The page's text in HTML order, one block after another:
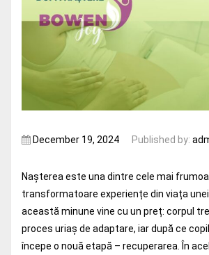
December 19, 2024 Published by:
Nașterea este una dintre cele mai
transformatoare experiențe din viața
această minune vine cu un preț: corpul
proces uriaș de adaptare, iar după ce
începe o nouă etapă – recuperarea. În